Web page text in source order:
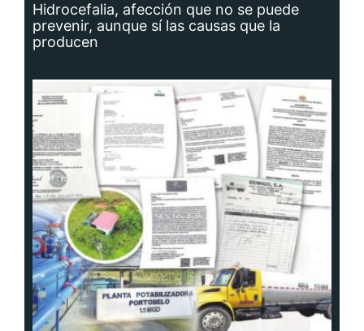
Hidrocefalia, afección que no se puede
prevenir, aunque sí las causas que la
producen